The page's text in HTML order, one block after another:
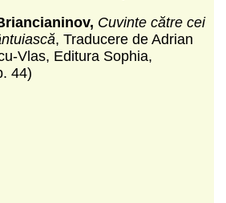
Cuvinte către cei
, Traducere de Adrian
Vlas, Editura Sophia,
44)